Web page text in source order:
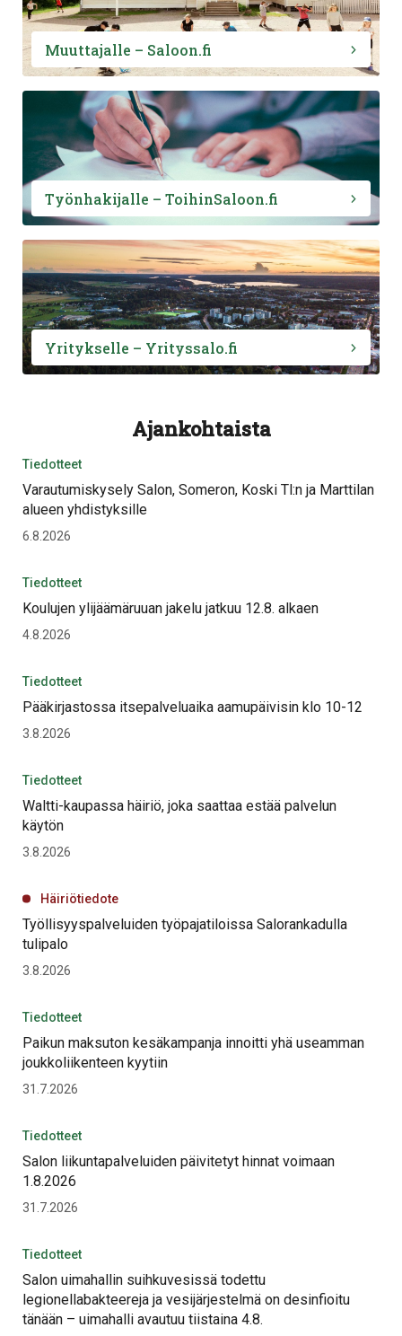
Muuttajalle – Saloon.fi
Työnhakijalle – ToihinSaloon.fi
Yritykselle – Yrityssalo.fi
Ajankohtaista
Tiedotteet
Varautumiskysely Salon, Someron, Koski Tl:n ja Marttilan
alueen yhdistyksille
6.8.2026
Tiedotteet
Koulujen ylijäämäruuan jakelu jatkuu 12.8. alkaen
4.8.2026
Tiedotteet
Pääkirjastossa itsepalveluaika aamupäivisin klo 10-12
3.8.2026
Tiedotteet
Waltti-kaupassa häiriö, joka saattaa estää palvelun
käytön
3.8.2026
Häiriötiedote
Työllisyyspalveluiden työpajatiloissa Salorankadulla
tulipalo
3.8.2026
Tiedotteet
Paikun maksuton kesäkampanja innoitti yhä useamman
joukkoliikenteen kyytiin
31.7.2026
Tiedotteet
Salon liikuntapalveluiden päivitetyt hinnat voimaan
1.8.2026
31.7.2026
Tiedotteet
Salon uimahallin suihkuvesissä todettu
legionellabakteereja ja vesijärjestelmä on desinfioitu
tänään – uimahalli avautuu tiistaina 4.8.